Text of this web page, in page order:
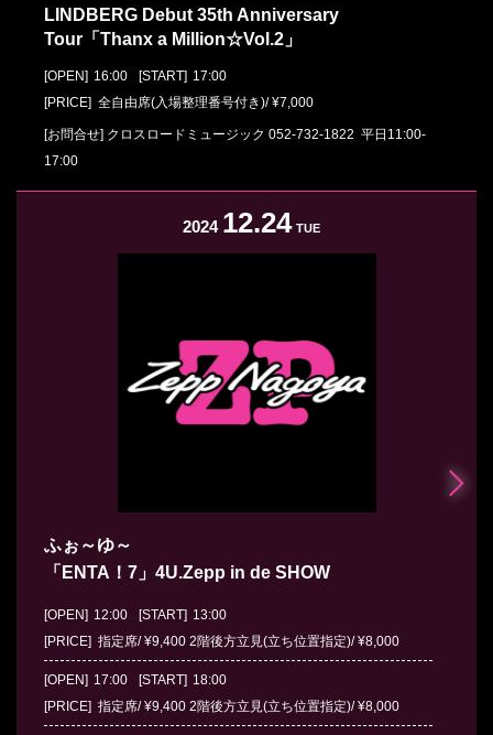
LINDBERG Debut 35th Anniversary
Tour「Thanx a Million☆Vol.2」
[OPEN] 16:00 [START] 17:00
[PRICE] 全自由席(入場整理番号付き)/ ¥7,000
[お問合せ] クロスロードミュージック 052-732-1822 平日11:00-
17:00
2024 12.24 TUE
ふぉ～ゆ～
「ENTA！7」4U.Zepp in de SHOW
[OPEN] 12:00 [START] 13:00
[PRICE] 指定席/ ¥9,400 2階後方立見(立ち位置指定)/ ¥8,000
[OPEN] 17:00 [START] 18:00
[PRICE] 指定席/ ¥9,400 2階後方立見(立ち位置指定)/ ¥8,000